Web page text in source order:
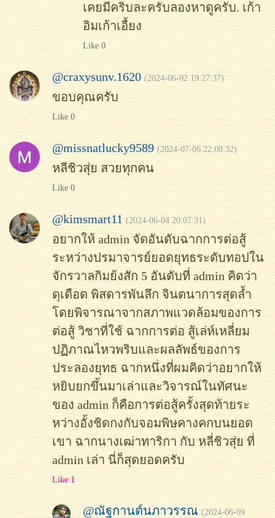
เคยมีคริบละครับลองหาดูครับ. เก้า
อิมเก้าเอื้ยง
Like 0
@craxysunv.1620 (2024-06-02 19:27:37)
ขอบคุณครับ
Like 0
@missnatlucky9589 (2024-07-06 22:08:32)
หลีชิวสุ่ย สวยทุกคน
Like 0
@kimsmart11 (2024-06-04 20:07:31)
อยากให้ admin จัดอันดับฉากการต่อสู้
ระหว่างปรมาจารย์ยอดยุทธระดับทอปใน
จักรวาลกิมย้งสัก 5 อันดับที่ admin คิดว่า
ดุเดือด พิสดารพันลึก จินตนาการสุดล้ำ
โดยพิจารณาจากสภาพแวดล้อมของการ
ต่อสู้ วิชาที่ใช้ ฉากการต่อ สู้เล่ห์เหลี่ยม
ปฏิภาณไหวพริบและผลลัพธ์ของการ
ประลองยุทธ ฉากหนึ่งที่ผมคิดว่าอยากให้
หยิบยกขึ้นมาเล่าและวิจารณ์ในทัศนะ
ของ admin ก็คือการต่อสู้ครั้งสุดท้ายระ
หว่างอั้งชิดกงกับจอมพิษคางคกบนยอด
เขา ฉากนางเฒ่าทาริกา กับ หลี่ชิวสุ่ย ที่
admin เล่า นี่ก็สุดยอดครับ
Like 1
@ณัฐกานต์นภาวรรณ (2024-06-09